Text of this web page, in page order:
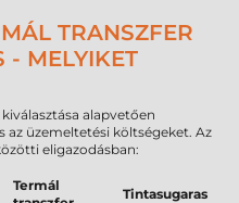
TRANSZFER
- MELYIKET
alapvetően
az üzemeltetési költségeket. Az
eligazodásban:
Termál
Tintasugaras